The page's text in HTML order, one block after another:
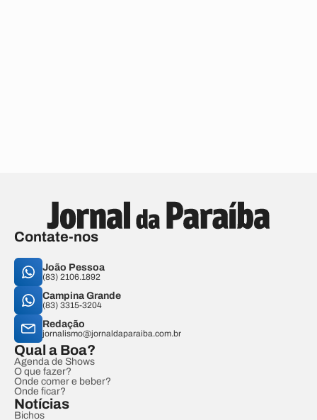
Contate-nos
João Pessoa
(83) 2106.1892
Campina Grande
(83) 3315-3204
Redação
jornalismo@jornaldaparaiba.com.br
Qual a Boa?
Agenda de Shows
O que fazer?
Onde comer e beber?
Onde ficar?
Notícias
Bichos